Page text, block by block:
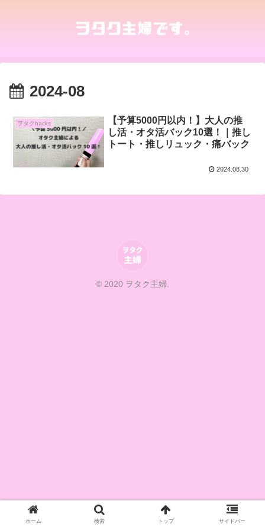
2024-08
ヲタクhacks
【予算5000円以内！】大人の推
し活・オタ活バック10選！｜推し
トート・推しリュック・痛バック
2024.08.30
© 2020 ヲタク主婦.
ホーム 検索 トップ サイドバー